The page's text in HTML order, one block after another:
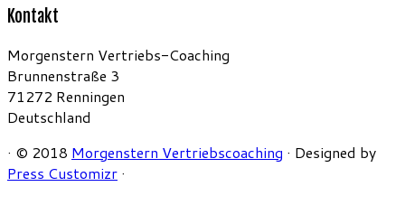
Kontakt
Morgenstern Vertriebs-Coaching
Brunnenstraße 3
71272 Renningen
Deutschland
· © 2018 Morgenstern Vertriebscoaching · Designed by
Press Customizr ·